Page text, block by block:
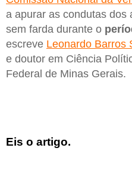
a apurar as condutas dos
sem farda durante o
escreve Leonardo Barros
e doutor em Ciência
Federal de Minas Gerais.
Eis o artigo.